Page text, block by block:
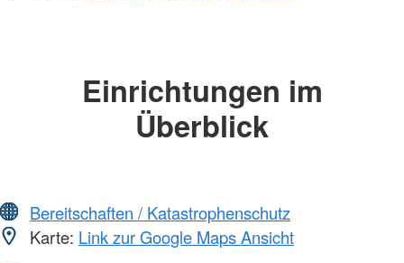
Einrichtungen im
Überblick
Bereitschaften / Katastrophenschutz
Karte: Link zur Google Maps Ansicht